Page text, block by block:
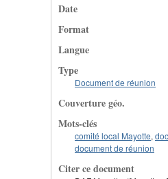
Date
Format
Langue
Type
Document de réunion
Couverture géo.
Mots-clés
comité local Mayotte,
document de réunion
Citer ce document